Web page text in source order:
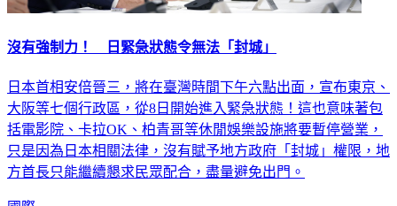
沒有強制力！ 日緊急狀態令無法「封城」
日本首相安倍晉三，將在臺灣時間下午六點出面，宣布東京、
大阪等七個行政區，從8日開始進入緊急狀態！這也意味著包
括電影院、卡拉OK、柏青哥等休閒娛樂設施將要暫停營業，
只是因為日本相關法律，沒有賦予地方政府「封城」權限，地
方首長只能繼續懇求民眾配合，盡量避免出門。